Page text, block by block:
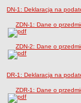
Współpraca
Strategia
AKTUALNOŚCI I
Aktualności
KOMUNIKATY
Drogi
DN-1: Deklaracja na
ZDN-1: Dane o
ZDN-2: Dane o
DR-1: Deklaracja na
ZDR-1: Dane o